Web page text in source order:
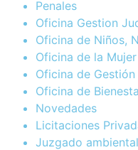
Penales
Oficina Gestion
Oficina de Niños,
Oficina de la Mujer
Oficina de
Oficina de
Novedades
Licitaciones
Juzgado ambiental